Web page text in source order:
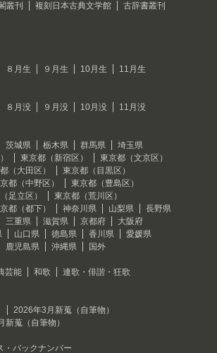
叢刊 複刻日本古典文学館
古辞書叢刊
８月生 ９月生 10月生
11月生
８月没 ９月没 10月没
11月没
茨城県 栃木県 群馬県
埼玉県
東京都（新宿区）
東京都（文京区）
（大田区）
東京都（目黒区）
都（中野区）
東京都（豊島区）
足立区）
東京都（荒川区）
都（都下） 神奈川県 山梨県
長野県
三重県 滋賀県 京都府
大阪府
山口県 徳島県 香川県
愛媛県
鹿児島県 沖縄県
国外
芸能 和歌
連歌・俳諧・狂歌
2026年3月新蒐（自筆物）
新蒐（自筆物）
・バックナンバー